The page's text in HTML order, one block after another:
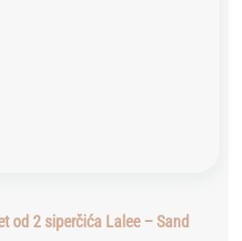
od 2 siperčića Lalee – Sand